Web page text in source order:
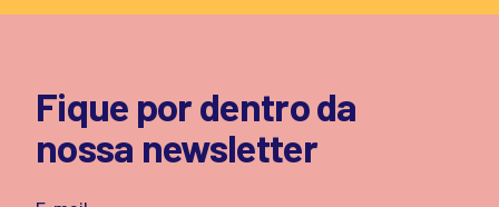
Fique por dentro da
nossa newsletter